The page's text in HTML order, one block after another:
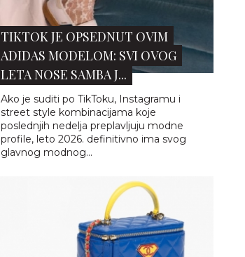
CHANEL X SUPERMAN: KADA
LUKSUZ SUSRETNE POP-ART
ENERGIJU
Da li bi Koko Šanel ovo ikada odobrila?